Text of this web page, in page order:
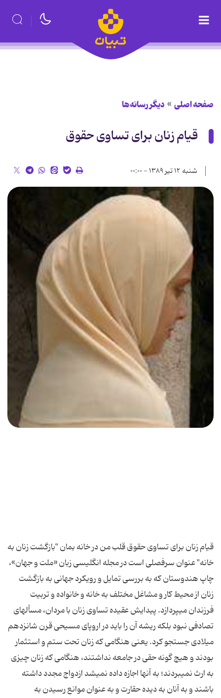
صفحه اصلی دیگر رسانه‌ها
قیام زنان برای تساوی حقوق
شنبه ۱۲ تیر ۱۳۸۹ - ۰۰:۰۰
قیام زنان برای تساوی حقوق قلب من در خانه بمان "بازگشت زنان به
خانه" عنوان سرفصلی است در مجله انگلیسى ‏زبان «ملت و جهان»،
چاپ هندوستان كه به بررسى تمایل و رویكرد جهانى به بازگشت
زنان از محیط كار و مشاغل مختلف به خانه و خانواده و تربیت
فرزندان مى‏پردازد. پیدایش عقیده تساوى زنان با مردان، مسأله‏اى
تصادفى نبود بلكه ریشه آن را باید در اروپاى مسیحى قرن شانزدهم
میلادى جستجو كرد. یعنى هنگامى كه زنان تحت ستم و استثمار
بودند و هیچ گونه حقى در جامعه نداشتند، هنگامى كه زنان چیزى
به ارث نمى‏بردند؛ به آنها اجازه داده نمى‏شد ازدواج مجدد داشته
باشند و به آنان به دیده حقارت و به عنوان موانع رسیدن به